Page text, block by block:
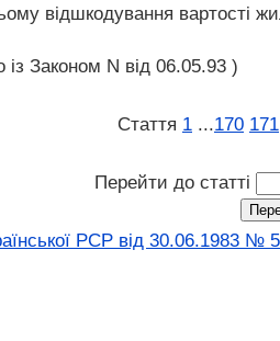
відшкодування вартості
із Законом N від 06.05.93 )
Стаття 1 ...170 171
Перейти до статті
РСР від 30.06.1983 №